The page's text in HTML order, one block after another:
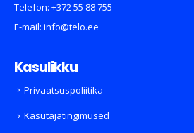
Telefon: +372 55 88 755
E-mail: info@telo.ee
Kasulikku
Privaatsuspoliitika
Kasutajatingimused